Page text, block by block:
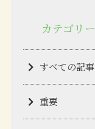
カテゴリー
すべての記事
重要